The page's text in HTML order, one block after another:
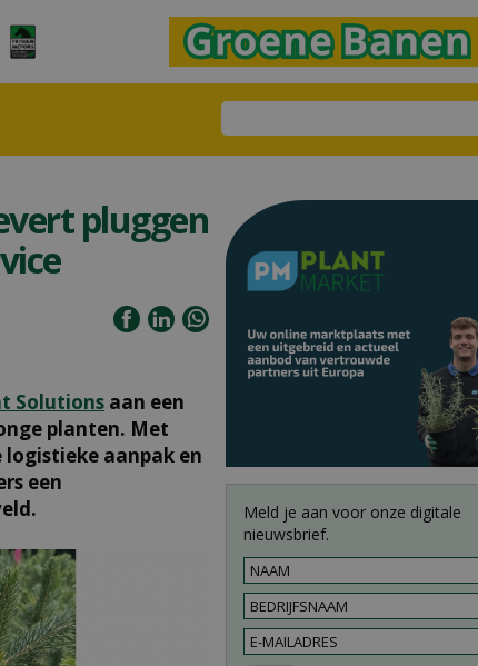
pluggen
Solutions aan een
planten. Met
aanpak en
een
Meld je aan voor onze digitale
nieuwsbrief.